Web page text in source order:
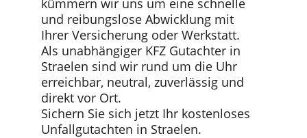
kümmern wir uns um eine schnelle
und reibungslose Abwicklung mit
Ihrer Versicherung oder Werkstatt.
Als unabhängiger KFZ Gutachter in
Straelen sind wir rund um die Uhr
erreichbar, neutral, zuverlässig und
direkt vor Ort.
Sichern Sie sich jetzt Ihr kostenloses
Unfallgutachten in Straelen.